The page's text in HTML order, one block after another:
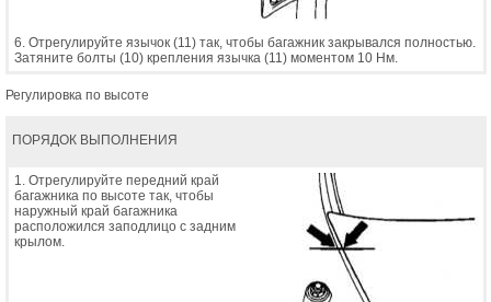
6. Отрегулируйте язычок (11) так, чтобы багажник закрывался полностью.
Затяните болты (10) крепления язычка (11) моментом 10 Нм.
Регулировка по высоте
ПОРЯДОК ВЫПОЛНЕНИЯ
1. Отрегулируйте передний край
багажника по высоте так, чтобы
наружный край багажника
расположился заподлицо с задним
крылом.